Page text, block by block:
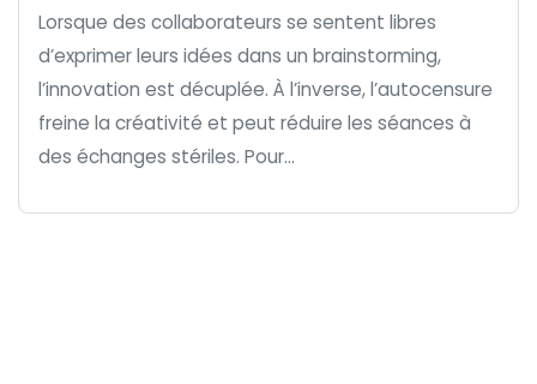
Lorsque des collaborateurs se sentent libres
d’exprimer leurs idées dans un brainstorming,
l’innovation est décuplée. À l’inverse, l’autocensure
freine la créativité et peut réduire les séances à
des échanges stériles. Pour...